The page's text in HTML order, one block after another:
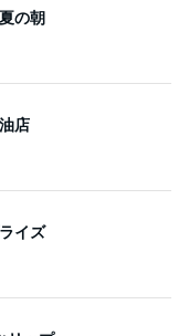
の朝
店
イズ